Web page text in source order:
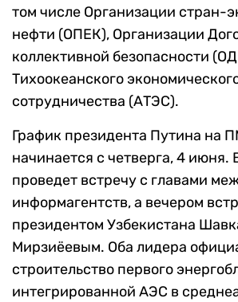
том числе Организации стран-
нефти (ОПЕК), Организации
коллективной безопасности
Тихоокеанского
сотрудничества (АТЭС).
График президента Путина на
начинается с четверга, 4 июня.
проведет встречу с главами
информагентств, а вечером
президентом Узбекистана
Мирзиёевым. Оба лидера
строительство первого
интегрированной АЭС в